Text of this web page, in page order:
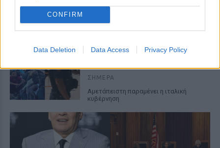
CONFIRM
Data Deletion Data Access Privacy Policy
ΣΉΜΕΡΑ
«Δεν δεχόμαστε τελεσίγραφα»:
Η απάντηση της Ιταλίας στην
Ισπανία
ΣΉΜΕΡΑ
Αμετάπειστη παραμένει η ιταλική
κυβέρνηση